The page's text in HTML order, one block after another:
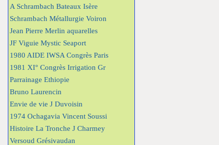
A Schrambach Bateaux Isère
Schrambach Métallurgie Voiron
Jean Pierre Merlin aquarelles
JF Viguie Mystic Seaport
1980 AIDE IWSA Congrès Paris
1981 XI° Congrès Irrigation Gr
Parrainage Ethiopie
Bruno Laurencin
Envie de vie J Duvoisin
1974 Ochagavia Vincent Soussi
Histoire La Tronche J Charmey
Versoud Grésivaudan